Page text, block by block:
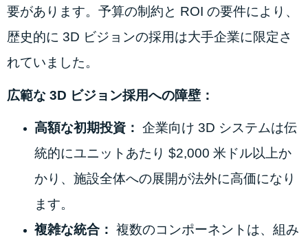
要があります。予算の制約と ROI の要件により、
歴史的に 3D ビジョンの採用は大手企業に限定さ
れていました。
広範な 3D ビジョン採用への障壁：
高額な初期投資： 企業向け 3D システムは伝
統的にユニットあたり $2,000 米ドル以上か
かり、施設全体への展開が法外に高価になり
ます。
複雑な統合： 複数のコンポーネントは、組み